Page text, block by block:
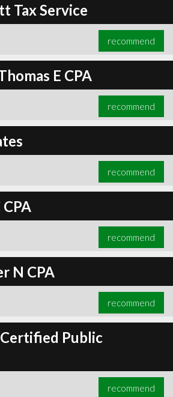
Tax Service
recommend
E CPA
recommend
recommend
recommend
N CPA
recommend
Public
recommend